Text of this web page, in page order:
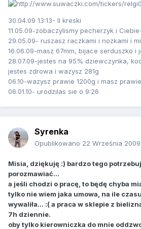
30.04.09 13:13- II kreski
11.05.09-zobaczylismy pecherzyk i
29.05.09- ruszasz raczkami i nozkami i
16.06.09-masz 67mm, bijace serduszko i
28.07.09-jestes na 95% dziewczynka,
jestes zdrowa i wazysz 281g
06.10-wazysz prawie 1200g i masz
06.01.10- urodzilas sie o 9:26
Syrenka
Opublikowano 22 Września 2009
Misia, dziękuję :) bardzo tego
porozmawiać...
a jeśli chodzi o pracę, to będę chyba
tylko nie wiem jaka umowa, na ile
wywaliła... :( a praca w sklepie z
7h dziennie.
oby tylko kierowniczka do mnie